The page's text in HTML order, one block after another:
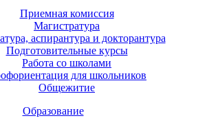
Приемная комиссия
Магистратура
аспирантура и докторантура
Подготовительные курсы
Работа со школами
для школьников
Общежитие
Образование